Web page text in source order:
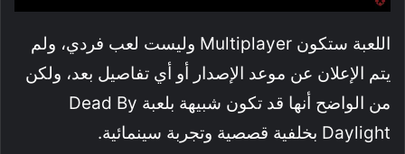
اللعبة ستكون Multiplayer وليست لعب فردي، ولم
يتم الإعلان عن موعد الإصدار أو أي تفاصيل بعد، ولكن
من الواضح أنها قد تكون شبيهة بلعبة Dead By
Daylight بخلفية قصصية وتجربة سينمائية.